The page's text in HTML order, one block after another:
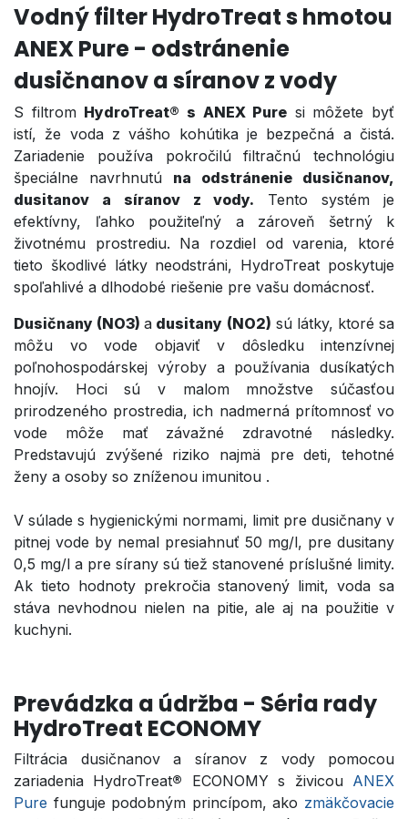
Vodný filter HydroTreat s hmotou
ANEX Pure - odstránenie
dusičnanov a síranov z vody
S filtrom HydroTreat® s ANEX Pure si môžete byť
istí, že voda z vášho kohútika je bezpečná a čistá.
Zariadenie používa pokročilú filtračnú technológiu
špeciálne navrhnutú na odstránenie dusičnanov,
dusitanov a síranov z vody. Tento systém je
efektívny, ľahko použiteľný a zároveň šetrný k
životnému prostrediu. Na rozdiel od varenia, ktoré
tieto škodlivé látky neodstráni, HydroTreat poskytuje
spoľahlivé a dlhodobé riešenie pre vašu domácnosť.
Dusičnany (NO3)a dusitany (NO2) sú látky, ktoré sa
môžu vo vode objaviť v dôsledku intenzívnej
poľnohospodárskej výroby a používania dusíkatých
hnojív. Hoci sú v malom množstve súčasťou
prirodzeného prostredia, ich nadmerná prítomnosť vo
vode môže mať závažné zdravotné následky.
Predstavujú zvýšené riziko najmä pre deti, tehotné
ženy a osoby so zníženou imunitou .
V súlade s hygienickými normami, limit pre dusičnany v
pitnej vode by nemal presiahnuť 50 mg/l, pre dusitany
0,5 mg/l a pre sírany sú tiež stanovené príslušné limity.
Ak tieto hodnoty prekročia stanovený limit, voda sa
stáva nevhodnou nielen na pitie, ale aj na použitie v
kuchyni.
Prevádzka a údržba - Séria rady
HydroTreat ECONOMY
Filtrácia dusičnanov a síranov z vody pomocou
zariadenia HydroTreat® ECONOMY s živicou ANEX
Pure funguje podobným princípom, ako zmäkčovacie